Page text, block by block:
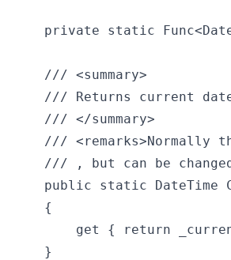
private static
    /// <summary>
/// Returns current
    /// </summary>
/// <remarks>Normally
/// , but can be
public static DateTime
    {
get { return
    }